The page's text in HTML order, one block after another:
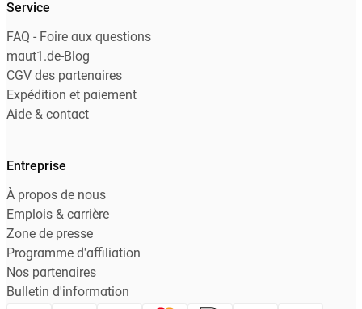
Service
FAQ - Foire aux questions
maut1.de-Blog
CGV des partenaires
Expédition et paiement
Aide & contact
Entreprise
À propos de nous
Emplois & carrière
Zone de presse
Programme d'affiliation
Nos partenaires
Bulletin d'information